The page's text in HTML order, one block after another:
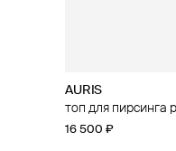
AURIS
топ для пирсинга
16 500 ₽
AURIS
большой топ для
золота с